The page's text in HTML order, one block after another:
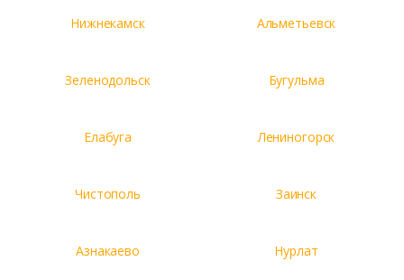
Нижнекамск Альметьевск
Зеленодольск Бугульма
Елабуга Лениногорск
Чистополь Заинск
Азнакаево Нурлат